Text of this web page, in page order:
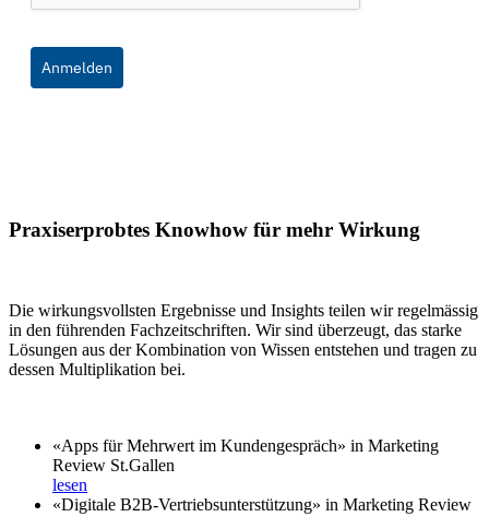
Anmelden
Praxiserprobtes Knowhow für mehr Wirkung
Die wirkungsvollsten Ergebnisse und Insights teilen wir regelmässig
in den führenden Fachzeitschriften. Wir sind überzeugt, das starke
Lösungen aus der Kombination von Wissen entstehen und tragen zu
dessen Multiplikation bei.
«Apps für Mehrwert im Kundengespräch» in Marketing
Review St.Gallen
lesen
«Digitale B2B-Vertriebsunterstützung» in Marketing Review